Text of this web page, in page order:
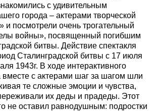
с удивительным
города – актерами творческой
и посмотрели очень трогательный
войны», посвященный погибшим
битвы. Действие спектакля
Сталинградской битвы с 17 июля
1943г. В ходе интерактивного
вместе с актерами шаг за шагом шли
те сложные эмоции и чувства,
их деды и прадеды. Этот
не оставил равнодушным: подростки